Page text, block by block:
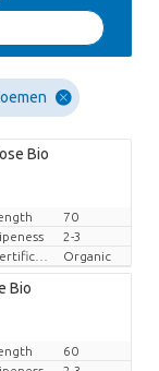
Bio
70
2-3
Organic
Bio
60